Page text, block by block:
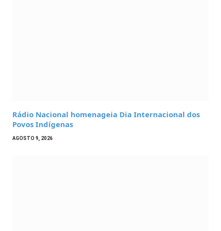
Rádio Nacional homenageia Dia Internacional dos
Povos Indígenas
AGOSTO 9, 2026